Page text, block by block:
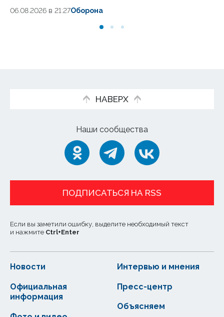
06.08.2026 в 21:27Оборона
НАВЕРХ
Наши сообщества
ПОДПИСАТЬСЯ НА RSS
Если вы заметили ошибку, выделите необходимый текст
и нажмите Ctrl+Enter
Новости
Официальная
информация
Интервью и мнения
Пресс-центр
Объясняем